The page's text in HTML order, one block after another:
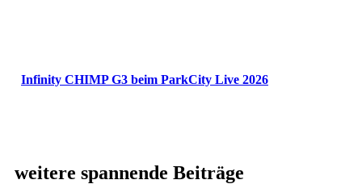
Infinity CHIMP G3 beim ParkCity Live 2026
weitere spannende Beiträge